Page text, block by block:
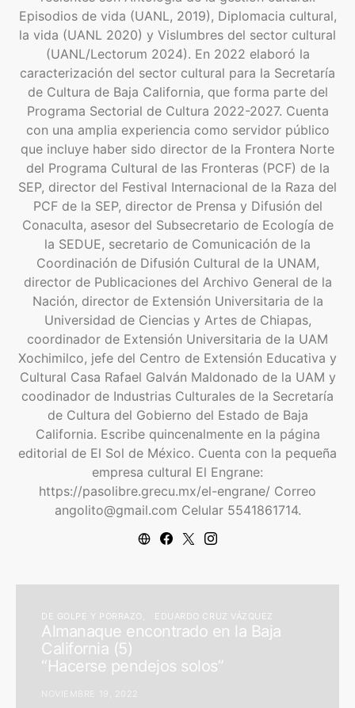
Episodios de vida (UANL, 2019), Diplomacia cultural,
la vida (UANL 2020) y Vislumbres del sector cultural
(UANL/Lectorum 2024). En 2022 elaboró la
caracterización del sector cultural para la Secretaría
de Cultura de Baja California, que forma parte del
Programa Sectorial de Cultura 2022-2027. Cuenta
con una amplia experiencia como servidor público
que incluye haber sido director de la Frontera Norte
del Programa Cultural de las Fronteras (PCF) de la
SEP, director del Festival Internacional de la Raza del
PCF de la SEP, director de Prensa y Difusión del
Conaculta, asesor del Subsecretario de Ecología de
la SEDUE, secretario de Comunicación de la
Coordinación de Difusión Cultural de la UNAM,
director de Publicaciones del Archivo General de la
Nación, director de Extensión Universitaria de la
Universidad de Ciencias y Artes de Chiapas,
coordinador de Extensión Universitaria de la UAM
Xochimilco, jefe del Centro de Extensión Educativa y
Cultural Casa Rafael Galván Maldonado de la UAM y
coodinador de Industrias Culturales de la Secretaría
de Cultura del Gobierno del Estado de Baja
California. Escribe quincenalmente en la página
editorial de El Sol de México. Cuenta con la pequeña
empresa cultural El Engrane:
https://pasolibre.grecu.mx/el-engrane/ Correo
angolito@gmail.com Celular 5541861714.
DE GOLPE Y PORRAZO EDUARDO CRUZ VÁZQUEZ
Almanaque encontrado en la Baja
California (5)
“Hacerse pendejos solos”
NOVIEMBRE 19, 2022